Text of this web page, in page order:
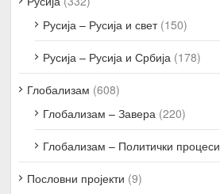
Русија – Русија и свет(150)
Русија – Русија и Србија (178)
Глобализам (608)
Глобализам – Завера (220)
Глобализам – Политички процеси
Пословни пројекти (9)